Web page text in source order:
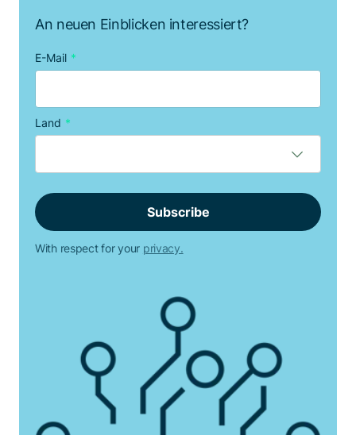
An neuen Einblicken interessiert?
E-Mail *
Land *
With respect for your privacy.